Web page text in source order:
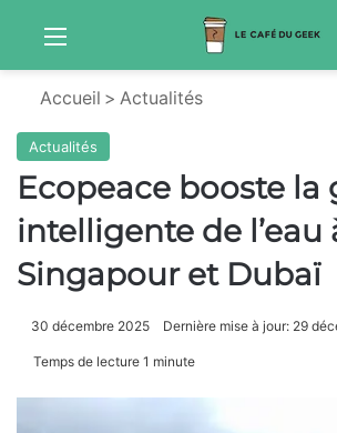
Menu
Accueil > Actualités
Actualités
Ecopeace booste la
intelligente de l’eau
Singapour et Dubaï
30 décembre 2025 Dernière mise à jour: 29
Temps de lecture 1 minute